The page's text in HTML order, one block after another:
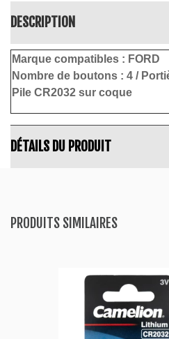
DESCRIPTION
Marque compatibles : FORD
Nombre de boutons : 4 /
Pile CR2032 sur coque
DÉTAILS DU PRODUIT
PRODUITS SIMILAIRES